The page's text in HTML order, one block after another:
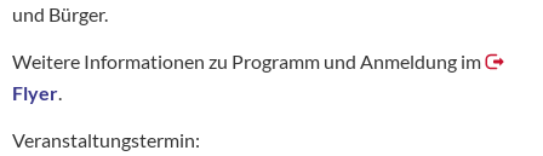
und Bürger.
Weitere Informationen zu Programm und Anmeldung im
Flyer.
Veranstaltungstermin: